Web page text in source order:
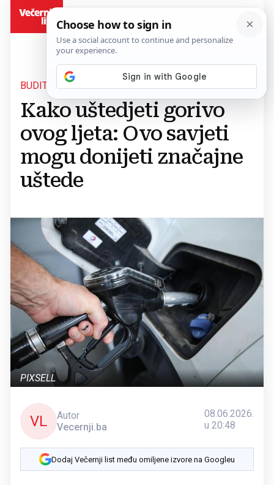
BUDITE SPREMNI ZA PUTOVANJA
Kako uštedjeti gorivo
ovog ljeta: Ovo savjeti
mogu donijeti značajne
uštede
PIXSELL
VL
Autor
Vecernji.ba
08.06.2026.
u 20:48
Dodaj Večernji list među omiljene izvore na Googleu